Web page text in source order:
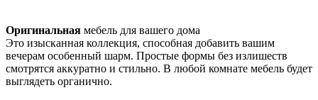
Оригинальная мебель для вашего дома
Это изысканная коллекция, способная добавить вашим
вечерам особенный шарм. Простые формы без излишеств
смотрятся аккуратно и стильно. В любой комнате мебель будет
выглядеть органично.